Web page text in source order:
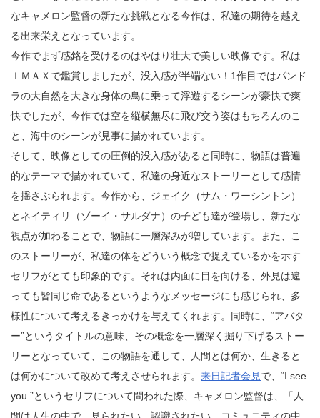
なキャメロン監督の新たな挑戦となる今作は、私達の期待を越え
る出来栄えとなっています。
今作でまず感銘を受けるのはやはり壮大で美しい映像です。私は
ＩＭＡＸで鑑賞しましたが、没入感が半端ない！1作目ではパンド
ラの大自然を大きな身体の鳥に乗って浮遊するシーンが豪快で爽
快でしたが、今作では空を縦横無尽に飛び交う姿はもちろんのこ
と、海中のシーンが見事に描かれています。
そして、映像としての圧倒的没入感があると同時に、物語は普遍
的なテーマで描かれていて、私達の身近なストーリーとして感情
を揺さぶられます。今作から、ジェイク（サム・ワーシントン）
とネイティリ（ゾーイ・サルダナ）の子ども達が登場し、新たな
視点が加わることで、物語に一層深みが増しています。また、こ
のストーリーが、私達の体をどういう概念で捉えているかを示す
セリフがとても印象的です。それは内面に目を向ける、外見は違
っても皆同じ命であるというようなメッセージにも感じられ、多
様性について考えるきっかけを与えてくれます。同時に、“アバタ
ー”というタイトルの意味、その概念を一層深く掘り下げるストー
リーとなっていて、この物語を通して、人間とは何か、生きると
は何かについて改めて考えさせられます。 来日記者会見で、“I see
you.”というセリフについて問われた際、キャメロン監督は、「人